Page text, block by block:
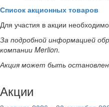
Список акционных товаров
Для участия в акции необходимо
За подробной информацией
компании Merlion.
Акция может быть
Акции